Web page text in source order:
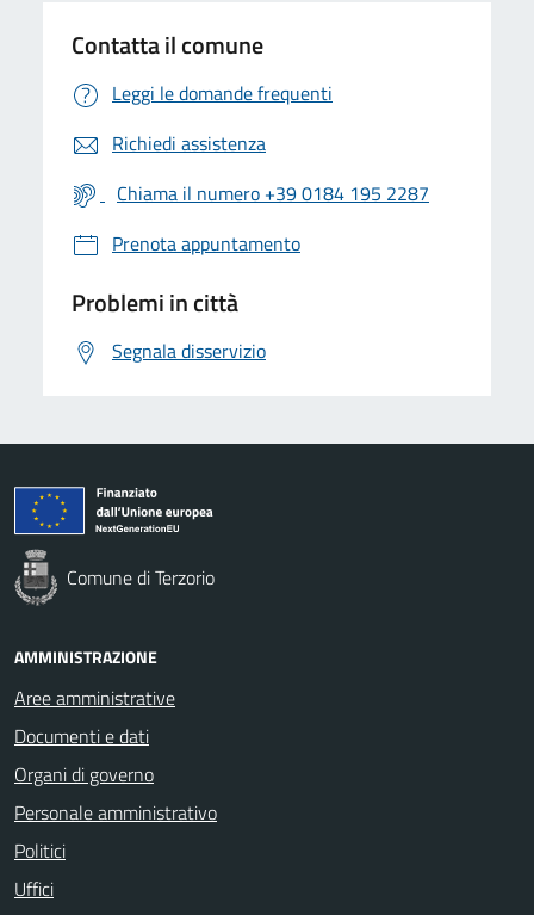
Contatta il comune
Leggi le domande frequenti
Richiedi assistenza
Chiama il numero +39 0184 195 2287
Prenota appuntamento
Problemi in città
Segnala disservizio
Comune di Terzorio
AMMINISTRAZIONE
Aree amministrative
Documenti e dati
Organi di governo
Personale amministrativo
Politici
Uffici